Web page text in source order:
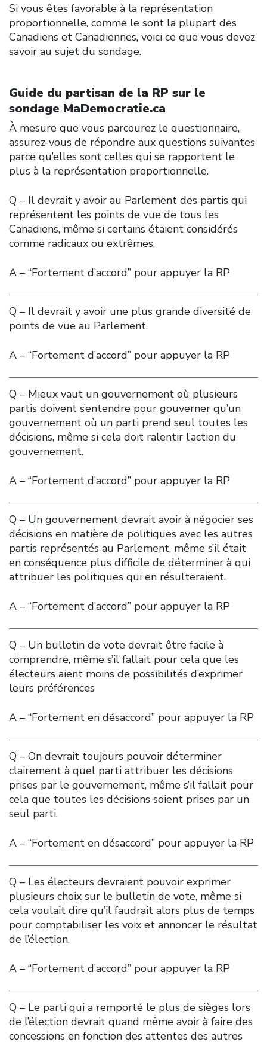
Si vous êtes favorable à la représentation
proportionnelle, comme le sont la plupart des
Canadiens et Canadiennes, voici ce que vous devez
savoir au sujet du sondage.
Guide du partisan de la RP sur le
sondage MaDemocratie.ca
À mesure que vous parcourez le questionnaire,
assurez-vous de répondre aux questions suivantes
parce qu’elles sont celles qui se rapportent le
plus à la représentation proportionnelle.
Q – Il devrait y avoir au Parlement des partis qui
représentent les points de vue de tous les
Canadiens, même si certains étaient considérés
comme radicaux ou extrêmes.
A – “Fortement d’accord” pour appuyer la RP
Q – Il devrait y avoir une plus grande diversité de
points de vue au Parlement.
A – “Fortement d’accord” pour appuyer la RP
Q – Mieux vaut un gouvernement où plusieurs
partis doivent s’entendre pour gouverner qu’un
gouvernement où un parti prend seul toutes les
décisions, même si cela doit ralentir l’action du
gouvernement.
A – “Fortement d’accord” pour appuyer la RP
Q – Un gouvernement devrait avoir à négocier ses
décisions en matière de politiques avec les autres
partis représentés au Parlement, même s’il était
en conséquence plus difficile de déterminer à qui
attribuer les politiques qui en résulteraient.
A – “Fortement d’accord” pour appuyer la RP
Q – Un bulletin de vote devrait être facile à
comprendre, même s’il fallait pour cela que les
électeurs aient moins de possibilités d’exprimer
leurs préférences
A – “Fortement en désaccord” pour appuyer la RP
Q – On devrait toujours pouvoir déterminer
clairement à quel parti attribuer les décisions
prises par le gouvernement, même s’il fallait pour
cela que toutes les décisions soient prises par un
seul parti.
A – “Fortement en désaccord” pour appuyer la RP
Q – Les électeurs devraient pouvoir exprimer
plusieurs choix sur le bulletin de vote, même si
cela voulait dire qu’il faudrait alors plus de temps
pour comptabiliser les voix et annoncer le résultat
de l’élection.
A – “Fortement d’accord” pour appuyer la RP
Q – Le parti qui a remporté le plus de sièges lors
de l’élection devrait quand même avoir à faire des
concessions en fonction des attentes des autres